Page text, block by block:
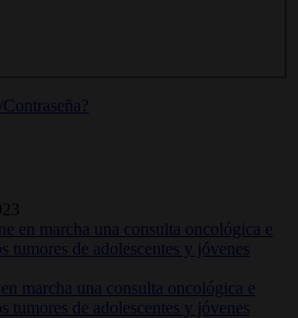
marcha una consulta oncológica e
tumores de adolescentes y jóvenes